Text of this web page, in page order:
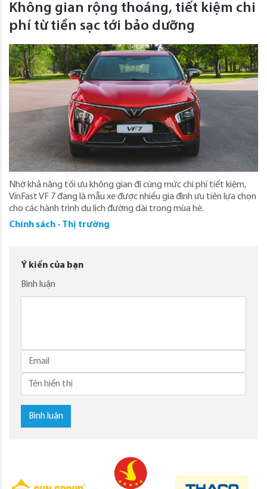
Không gian rộng thoáng, tiết kiệm chi
phí từ tiền sạc tới bảo dưỡng
Nhờ khả năng tối ưu không gian đi cùng mức chi phí tiết kiệm,
VinFast VF 7 đang là mẫu xe được nhiều gia đình ưu tiên lựa chọn
cho các hành trình du lịch đường dài trong mùa hè.
Chính sách - Thị trường
Ý kiến của bạn
Bình luận
Bình luận